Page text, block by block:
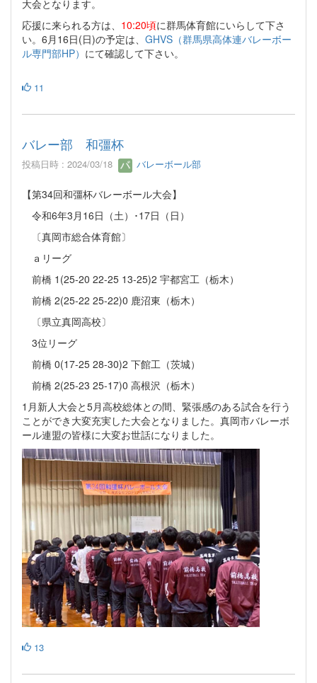
大会となります。
応援に来られる方は、 10:20頃に群馬体育館にいらして下さ
い。6月16日(日)の予定は、 GHVS（群馬県高体連バレーボー
ル専門部HP） にて確認して下さい。
11
バレー部 和彊杯
投稿日時 : 2024/03/18 バレーボール部
【第34回和彊杯バレーボール大会】
令和6年3月16日（土）･17日（日）
〔真岡市総合体育館〕
ａリーグ
前橋 1(25-20 22-25 13-25)2 宇都宮工（栃木）
前橋 2(25-22 25-22)0 鹿沼東（栃木）
〔県立真岡高校〕
3位リーグ
前橋 0(17-25 28-30)2 下館工（茨城）
前橋 2(25-23 25-17)0 高根沢（栃木）
1月新人大会と5月高校総体との間、緊張感のある試合を行う
ことができ大変充実した大会となりました。真岡市バレーボ
ール連盟の皆様に大変お世話になりました。
13